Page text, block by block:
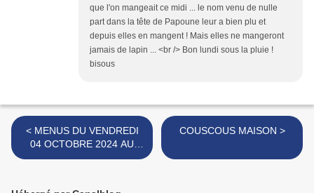
que l'on mangeait ce midi ... le nom venu de nulle
part dans la tête de Papoune leur a bien plu et
depuis elles en mangent ! Mais elles ne mangeront
jamais de lapin ... <br /> Bon lundi sous la pluie !
bisous
< MENUS DU VENDREDI
04 OCTOBRE 2024 AU
JEUDI 10 OCTOBRE 2024
COUSCOUS MAISON >